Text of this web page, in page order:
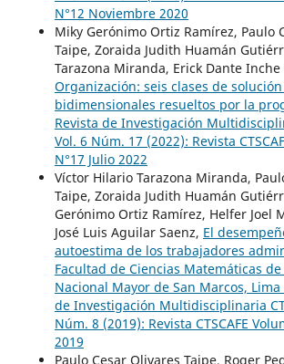
N°12 Noviembre 2020
Miky Gerónimo Ortiz Ramírez, Paulo
Taipe, Zoraida Judith Huamán
Tarazona Miranda, Erick Dante Inche
Organización: seis clases de solución
bidimensionales resueltos por la
Revista de Investigación
Vol. 6 Núm. 17 (2022): Revista
N°17 Julio 2022
Víctor Hilario Tarazona Miranda,
Taipe, Zoraida Judith Huamán
Gerónimo Ortiz Ramírez, Helfer Joel
José Luis Aguilar Saenz, El
autoestima de los trabajadores
Facultad de Ciencias Matemáticas
Nacional Mayor de San Marcos, Lima
de Investigación Multidisciplinaria
Núm. 8 (2019): Revista CTSCAFE
2019
Paulo Cesar Olivares Taipe, Roger